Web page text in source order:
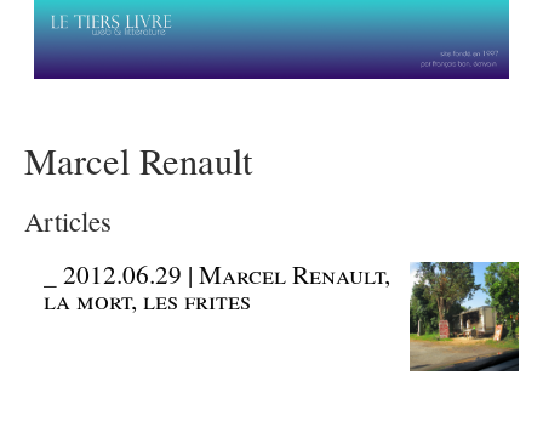
Marcel Renault
Articles
_2012.06.29 | Marcel Renault,
la mort, les frites